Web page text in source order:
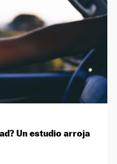
Un estudio arroja